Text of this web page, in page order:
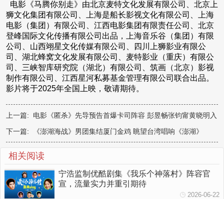
电影《马腾你别走》由北京麦特文化发展有限公司、北京上
狮文化集团有限公司、上海是船长影视文化有限公司、上海
电影（集团）有限公司、江西电影集团有限责任公司、北京
登峰国际文化传播有限公司出品，上海音乐谷（集团）有限
公司、山西翊星文化传媒有限公司、四川上狮影业有限公
司、湖北蜂窝文化发展有限公司、麦特影业（重庆）有限公
司、三峡智库研究院（湖北）有限公司、筑画（北京）影视
制作有限公司、江西星河私募基金管理有限公司联合出品。
影片将于2025年全国上映，敬请期待。
上一篇: 电影《匿杀》先导预告首爆卡司阵容 彭昱畅张钧甯黄晓明入
局“杀”宇宙
下一篇: 《澎湖海战》男团集结厦门金鸡 眺望台湾唱响《澎湖》
相关阅读
宁浩监制优酷剧集《我乐个神落村》阵容官
宣，流量实力并重引期待
2026-06-22